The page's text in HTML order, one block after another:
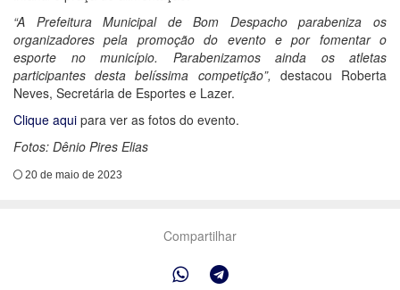
“A Prefeitura Municipal de Bom Despacho parabeniza os
organizadores pela promoção do evento e por fomentar o
esporte no município. Parabenizamos ainda os atletas
participantes desta belíssima competição”, destacou Roberta
Neves, Secretária de Esportes e Lazer.
Clique aqui para ver as fotos do evento.
Fotos: Dênio Pires Elias
20 de maio de 2023
Compartilhar